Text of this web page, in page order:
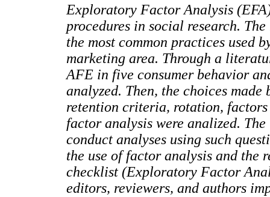
Exploratory Factor Analysis
procedures in social research.
the most common practices used
marketing area. Through a
AFE in five consumer behavior
analyzed. Then, the choices
retention criteria, rotation,
factor analysis were analized.
conduct analyses using such
the use of factor analysis and the
checklist (Exploratory Factor
editors, reviewers, and authors